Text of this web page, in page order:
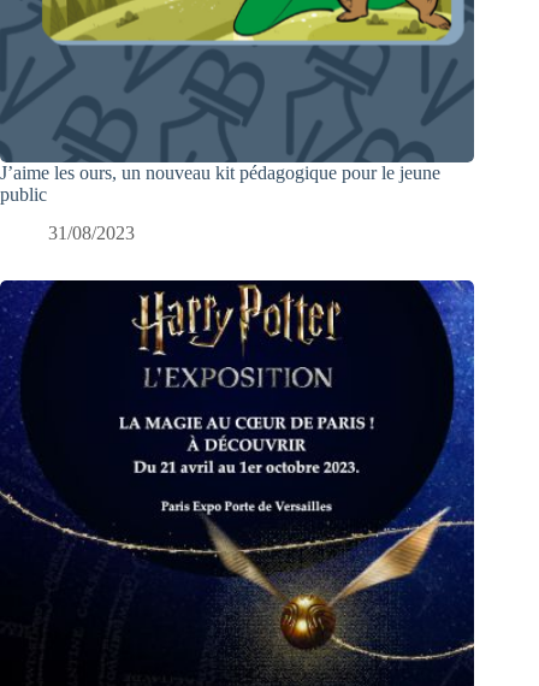
J’aime les ours, un nouveau kit pédagogique pour le jeune
public
31/08/2023